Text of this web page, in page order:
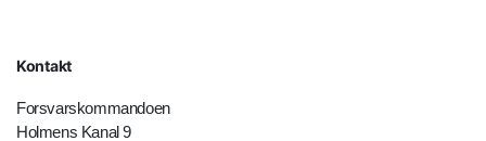
Kontakt
Forsvarskommandoen
Holmens Kanal 9